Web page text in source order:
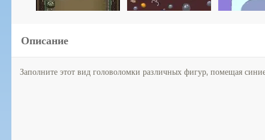
Описание
Заполните этот вид головоломки различных фигур, помещая